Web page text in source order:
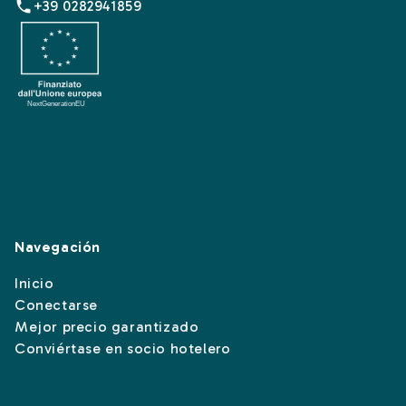
+39 0282941859
Navegación
Inicio
Conectarse
Mejor precio garantizado
Conviértase en socio hotelero